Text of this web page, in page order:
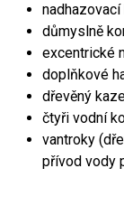
nadhazovací
důmyslně
excentrické
doplňkové
dřevěný
čtyři vodní
vantroky
přívod vody